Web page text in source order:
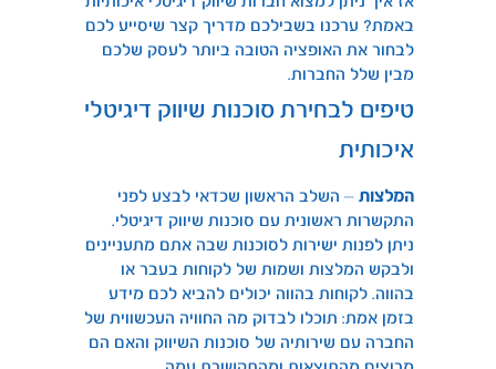
באמת? ערכנו בשבילכם מדריך קצר שיסייע לכם
לבחור את האופציה הטובה ביותר לעסק שלכם
מבין שלל החברות.
טיפים לבחירת סוכנות שיווק דיגיטלי
איכותית
המלצות – השלב הראשון שכדאי לבצע לפני
התקשרות ראשונית עם סוכנות שיווק דיגיטלי.
ניתן לפנות ישירות לסוכנות שבה אתם מתעניינים
ולבקש המלצות ושמות של לקוחות בעבר או
בהווה. לקוחות בהווה יכולים להביא לכם מידע
בזמן אמת: תוכלו לבדוק מה החוויה העכשווית של
החברה עם שירותיה של סוכנות השיווק והאם הם